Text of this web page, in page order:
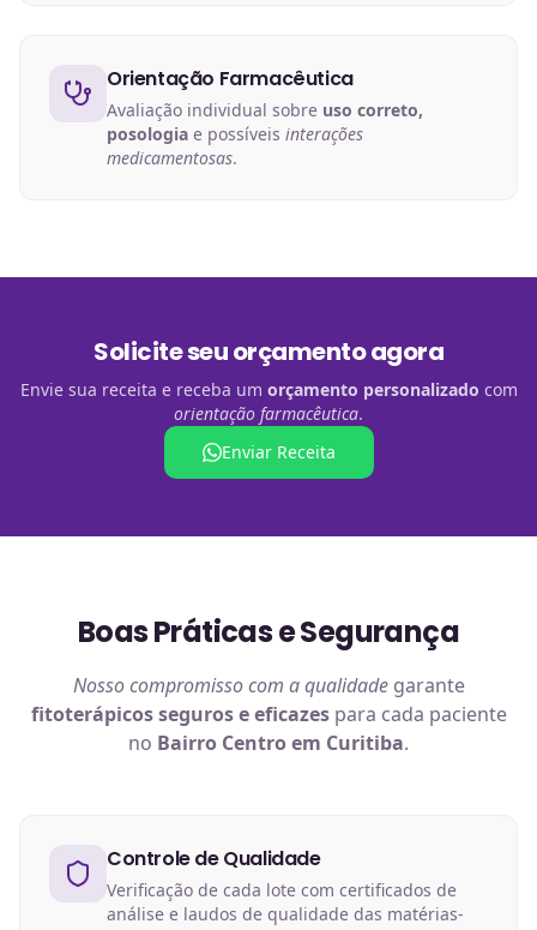
Orientação Farmacêutica
Avaliação individual sobre uso correto,
posologia e possíveis interações
medicamentosas.
Solicite seu orçamento agora
Envie sua receita e receba um orçamento personalizado com
orientação farmacêutica.
Enviar Receita
Boas Práticas e Segurança
Nosso compromisso com a qualidadegarante
fitoterápicosseguros e eficazespara cada paciente
no Bairro Centro em Curitiba.
Controle de Qualidade
Verificação de cada lote com certificados de
análise e laudos de qualidade das matérias-